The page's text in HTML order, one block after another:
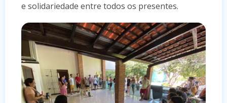
e solidariedade entre todos os presentes.